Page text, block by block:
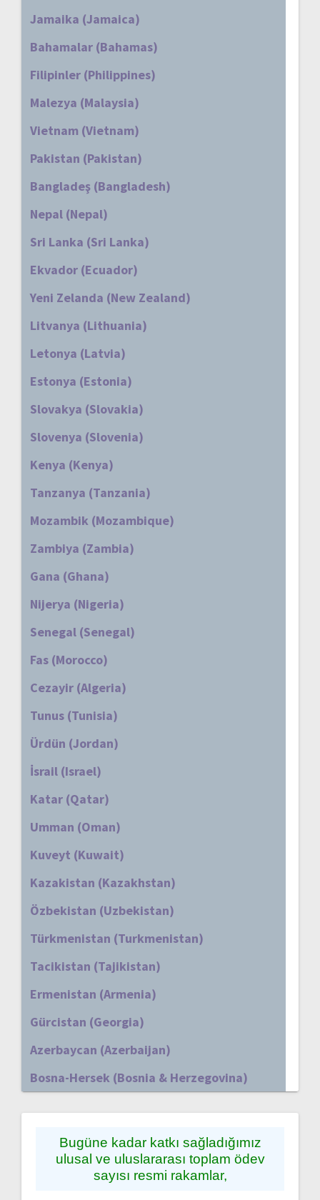
Jamaika (Jamaica)
Bahamalar (Bahamas)
Filipinler (Philippines)
Malezya (Malaysia)
Vietnam (Vietnam)
Pakistan (Pakistan)
Bangladeş (Bangladesh)
Nepal (Nepal)
Sri Lanka (Sri Lanka)
Ekvador (Ecuador)
Yeni Zelanda (New Zealand)
Litvanya (Lithuania)
Letonya (Latvia)
Estonya (Estonia)
Slovakya (Slovakia)
Slovenya (Slovenia)
Kenya (Kenya)
Tanzanya (Tanzania)
Mozambik (Mozambique)
Zambiya (Zambia)
Gana (Ghana)
Nijerya (Nigeria)
Senegal (Senegal)
Fas (Morocco)
Cezayir (Algeria)
Tunus (Tunisia)
Ürdün (Jordan)
İsrail (Israel)
Katar (Qatar)
Umman (Oman)
Kuveyt (Kuwait)
Kazakistan (Kazakhstan)
Özbekistan (Uzbekistan)
Türkmenistan (Turkmenistan)
Tacikistan (Tajikistan)
Ermenistan (Armenia)
Gürcistan (Georgia)
Azerbaycan (Azerbaijan)
Bosna-Hersek (Bosnia & Herzegovina)
Bugüne kadar katkı sağladığımız
ulusal ve uluslararası toplam ödev
sayısı resmi rakamlar,